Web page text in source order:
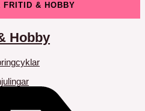
FRITID & HOBBY
Hobby